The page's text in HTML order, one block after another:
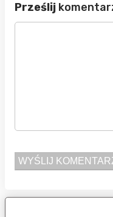
Prześlij
WYŚLIJ